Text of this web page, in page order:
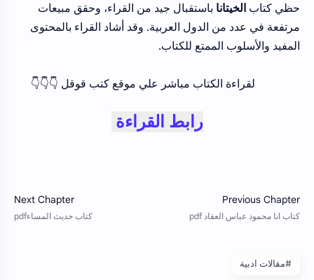
حظي كتاب الخيتانا باستقبال جيد من القراء، وحقق مبيعات
مرتفعة في عدد من الدول العربية. وقد أشاد القراء بالمحتوى
المفيد والأسلوب الممتع للكتاب.
لقراءة الكتاب مباشر علي موقع كتب قوقل 👇👇👇
رابط القراءة
#مقالات ادبية